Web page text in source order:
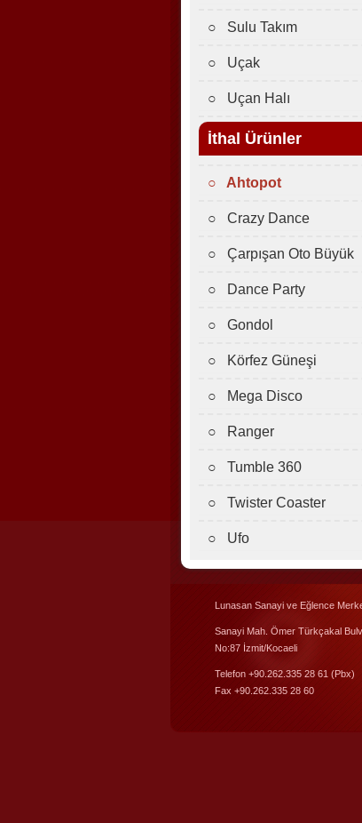
○ Sulu Takım
○ Uçak
○ Uçan Halı
İthal Ürünler
○ Ahtopot
○ Crazy Dance
○ Çarpışan Oto Büyük
○ Dance Party
○ Gondol
○ Körfez Güneşi
○ Mega Disco
○ Ranger
○ Tumble 360
○ Twister Coaster
○ Ufo
Lunasan Sanayi ve Eğlence
Sanayi Mah. Ömer Türkçakal
No:87 İzmit/Kocaeli
Telefon +90.262.335 28 61 (Pbx)
Fax +90.262.335 28 60